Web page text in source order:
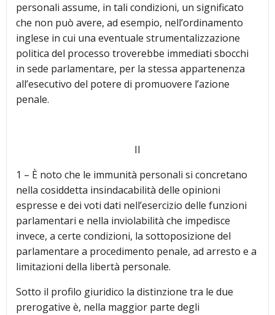
personali assume, in tali condizioni, un significato
che non può avere, ad esempio, nell’ordinamento
inglese in cui una eventuale strumentalizzazione
politica del processo troverebbe immediati sbocchi
in sede parlamentare, per la stessa appartenenza
all’esecutivo del potere di promuovere l’azione
penale.
II
1 – È noto che le immunità personali si concretano
nella cosiddetta insindacabilità delle opinioni
espresse e dei voti dati nell’esercizio delle funzioni
parlamentari e nella inviolabilità che impedisce
invece, a certe condizioni, la sottoposizione del
parlamentare a procedimento penale, ad arresto e a
limitazioni della libertà personale.
Sotto il profilo giuridico la distinzione tra le due
prerogative è, nella maggior parte degli